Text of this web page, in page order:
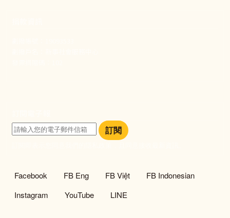
訂閱
社群選單
Facebook FB Eng FB Việt
FB Indonesian
Instagram
YouTube LINE